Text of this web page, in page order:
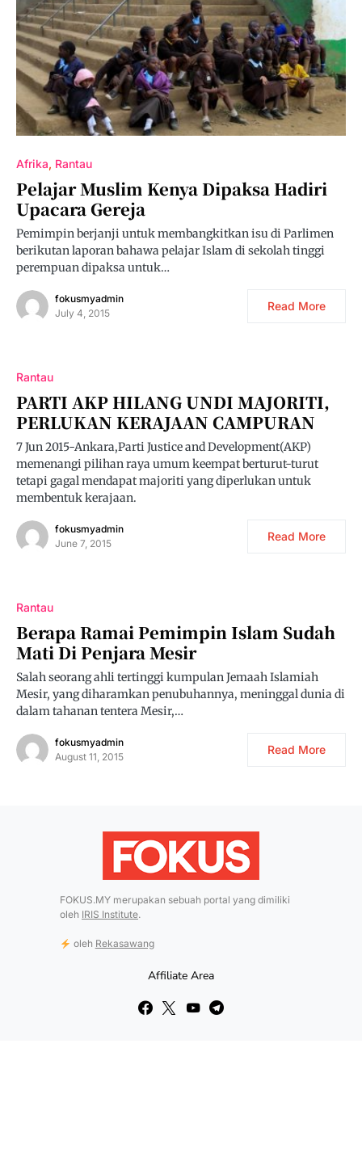
Afrika Rantau
Pelajar Muslim Kenya Dipaksa Hadiri
Upacara Gereja
Pemimpin berjanji untuk membangkitkan isu di Parlimen
berikutan laporan bahawa pelajar Islam di sekolah tinggi
perempuan dipaksa untuk…
fokusmyadmin
July 4, 2015
Read More
Rantau
PARTI AKP HILANG UNDI MAJORITI,
PERLUKAN KERAJAAN CAMPURAN
7 Jun 2015-Ankara,Parti Justice and Development(AKP)
memenangi pilihan raya umum keempat berturut-turut
tetapi gagal mendapat majoriti yang diperlukan untuk
membentuk kerajaan.
fokusmyadmin
June 7, 2015
Read More
Rantau
Berapa Ramai Pemimpin Islam Sudah
Mati Di Penjara Mesir
Salah seorang ahli tertinggi kumpulan Jemaah Islamiah
Mesir, yang diharamkan penubuhannya, meninggal dunia di
dalam tahanan tentera Mesir,…
fokusmyadmin
August 11, 2015
Read More
FOKUS.MY merupakan sebuah portal yang dimiliki
oleh IRIS Institute.
oleh Rekasawang
Affiliate Area